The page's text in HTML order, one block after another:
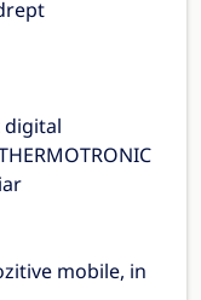
digital
mobile, in